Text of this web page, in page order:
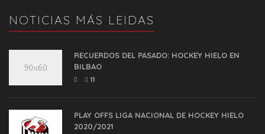
NOTICIAS MÁS LEIDAS
RECUERDOS DEL PASADO: HOCKEY HIELO EN
BILBAO
11
PLAY OFFS LIGA NACIONAL DE HOCKEY HIELO
2020/2021